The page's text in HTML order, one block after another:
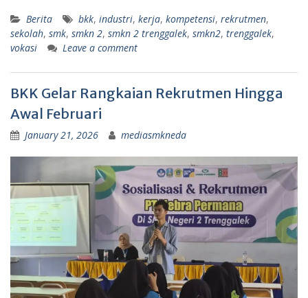
Berita bkk, industri, kerja, kompetensi, rekrutmen,
sekolah, smk, smkn 2, smkn 2 trenggalek, smkn2, trenggalek,
vokasi
Leave a comment
BKK Gelar Rangkaian Rekrutmen Hingga
Awal Februari
January 21, 2026 mediasmkneda